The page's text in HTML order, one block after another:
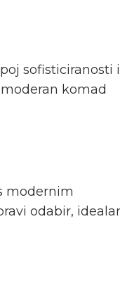
sofisticiranosti i
komad
modernim
odabir,